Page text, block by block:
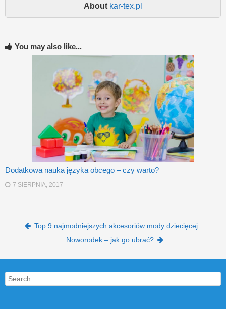
About kar-tex.pl
You may also like...
Dodatkowa nauka języka obcego – czy warto?
7 SIERPNIA, 2017
Post navigation
Top 9 najmodniejszych akcesoriów mody dziecięcej
Noworodek – jak go ubrać?
Search